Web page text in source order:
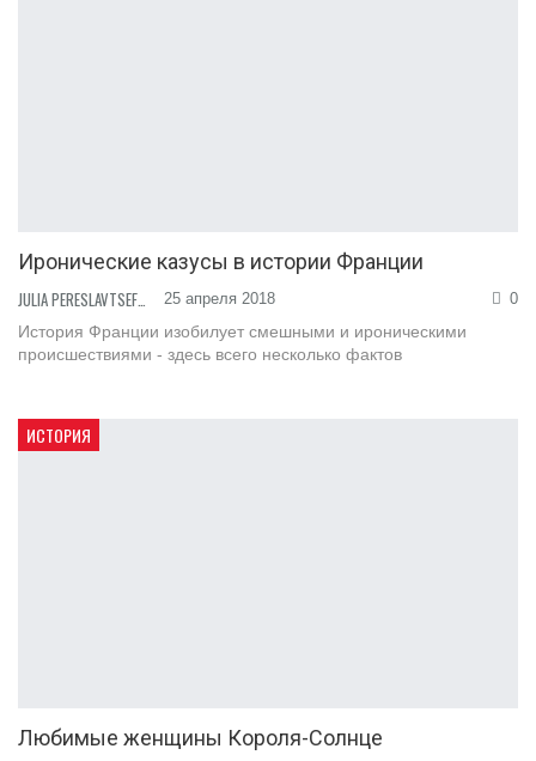
Иронические казусы в истории Франции
25 апреля 2018 0
История Франции изобилует смешными и ироническими
происшествиями - здесь всего несколько фактов
ИСТОРИЯ
Любимые женщины Короля-Солнце